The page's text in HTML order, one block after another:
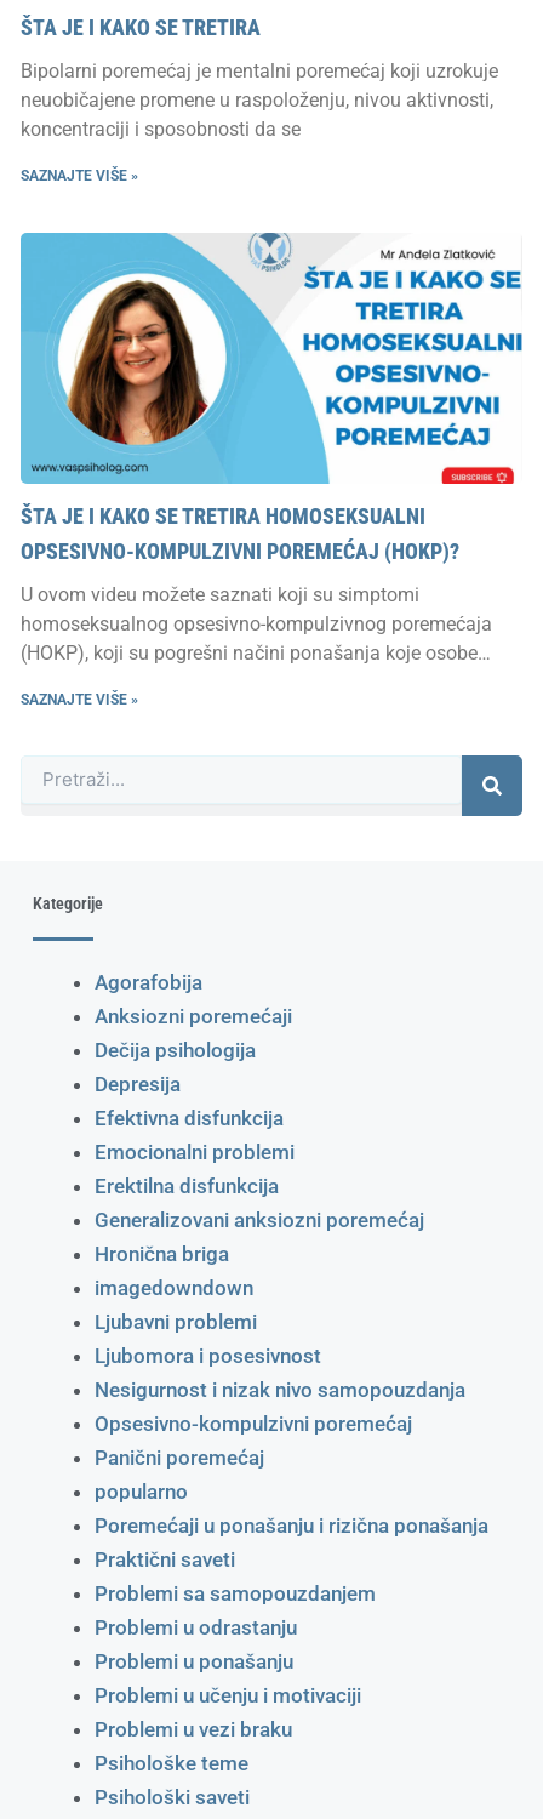
ŠTA JE I KAKO SE TRETIRA
Bipolarni poremećaj je mentalni poremećaj koji uzrokuje
neuobičajene promene u raspoloženju, nivou aktivnosti,
koncentraciji i sposobnosti da se
SAZNAJTE VIŠE »
ŠTA JE I KAKO SE TRETIRA HOMOSEKSUALNI
OPSESIVNO-KOMPULZIVNI POREMEĆAJ (HOKP)?
U ovom videu možete saznati koji su simptomi
homoseksualnog opsesivno-kompulzivnog poremećaja
(HOKP), koji su pogrešni načini ponašanja koje osobe
SAZNAJTE VIŠE »
Kategorije
Agorafobija
Anksiozni poremećaji
Dečija psihologija
Depresija
Efektivna disfunkcija
Emocionalni problemi
Erektilna disfunkcija
Generalizovani anksiozni poremećaj
Hronična briga
imagedowndown
Ljubavni problemi
Ljubomora i posesivnost
Nesigurnost i nizak nivo samopouzdanja
Opsesivno-kompulzivni poremećaj
Panični poremećaj
popularno
Poremećaji u ponašanju i rizična ponašanja
Praktični saveti
Problemi sa samopouzdanjem
Problemi u odrastanju
Problemi u ponašanju
Problemi u učenju i motivaciji
Problemi u vezi braku
Psihološke teme
Psihološki saveti